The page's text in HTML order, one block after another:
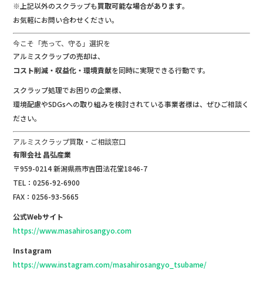
※上記以外のスクラップも買取可能な場合があります。
お気軽にお問い合わせください。
今こそ「売って、守る」選択を
アルミスクラップの売却は、
コスト削減・収益化・環境貢献を同時に実現できる行動です。
スクラップ処理でお困りの企業様、
環境配慮やSDGsへの取り組みを検討されている事業者様は、ぜひご相談く
ださい。
アルミスクラップ買取・ご相談窓口
有限会社 昌弘産業
〒959-0214 新潟県燕市吉田法花堂1846-7
TEL：0256-92-6900
FAX：0256-93-5665
公式Webサイト
https://www.masahirosangyo.com
Instagram
https://www.instagram.com/masahirosangyo_tsubame/